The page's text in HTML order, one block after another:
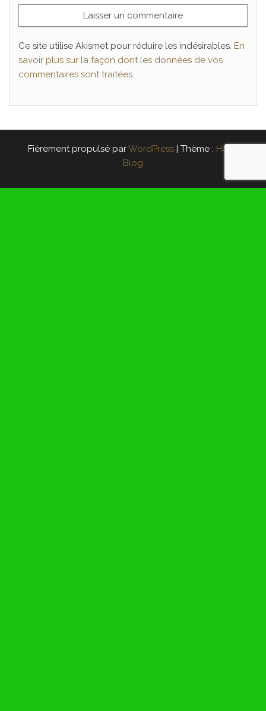
Ce site utilise Akismet pour réduire les indésirables. En
savoir plus sur la façon dont les données de vos
commentaires sont traitées.
Fièrement propulsé parWordPress | Thème : Head
Blog